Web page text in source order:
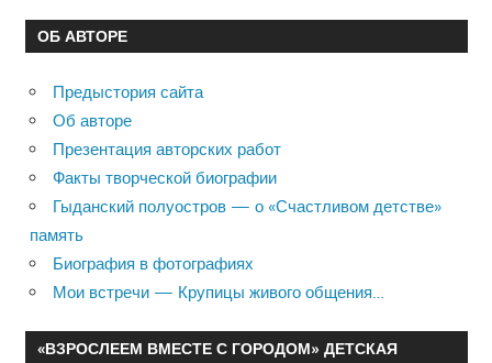
ОБ АВТОРЕ
Предыстория сайта
Об авторе
Презентация авторских работ
Факты творческой биографии
Гыданский полуостров — о «Счастливом детстве»
память
Биография в фотографиях
Мои встречи — Крупицы живого общения…
«ВЗРОСЛЕЕМ ВМЕСТЕ С ГОРОДОМ» ДЕТСКАЯ